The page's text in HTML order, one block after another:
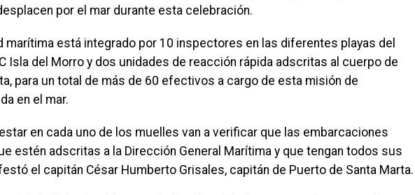
por el mar durante esta celebración.
marítima está integrado por 10 inspectores en las diferentes playas del
Isla del Morro y dos unidades de reacción rápida adscritas al cuerpo de
para un total de más de 60 efectivos a cargo de esta misión de
en el mar.
en cada uno de los muelles van a verificar que las embarcaciones
estén adscritas a la Dirección General Marítima y que tengan todos sus
el capitán César Humberto Grisales, capitán de Puerto de Santa Marta.